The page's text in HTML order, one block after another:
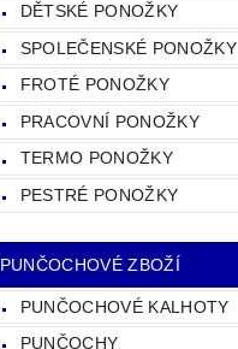
DĚTSKÉ PONOŽKY
SPOLEČENSKÉ PONOŽKY
FROTÉ PONOŽKY
PRACOVNÍ PONOŽKY
TERMO PONOŽKY
PESTRÉ PONOŽKY
PUNČOCHOVÉ ZBOŽÍ
PUNČOCHOVÉ KALHOTY
PUNČOCHY